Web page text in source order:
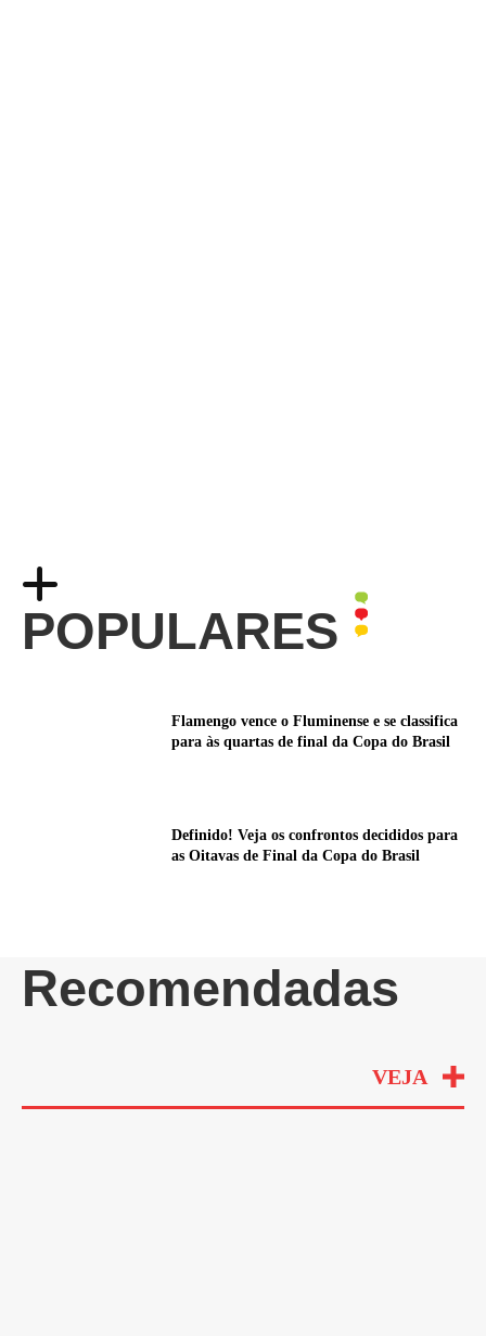
POPULARES
Flamengo vence o Fluminense e se classifica
para às quartas de final da Copa do Brasil
Definido! Veja os confrontos decididos para
as Oitavas de Final da Copa do Brasil
Recomendadas
VEJA